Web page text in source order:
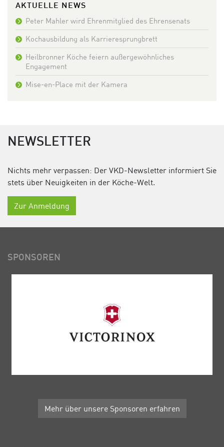
AKTUELLE NEWS
Peter Mahler wird Ehrenmitglied des Ehrensenats
Kochausbildung als Karrieresprungbrett
Heilbronner Köche feiern außergewöhnliches
Engagement
Mise-en-Place mit der Kamera
NEWSLETTER
Nichts mehr verpassen: Der VKD-Newsletter informiert Sie
stets über Neuigkeiten in der Köche-Welt.
Zur Anmeldung
SPONSOREN
Mehr über unsere Sponsoren erfahren